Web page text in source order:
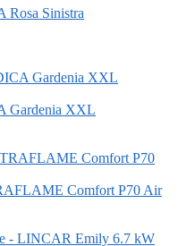
Rosa Sinistra
Gardenia XXL
Comfort P70 Air